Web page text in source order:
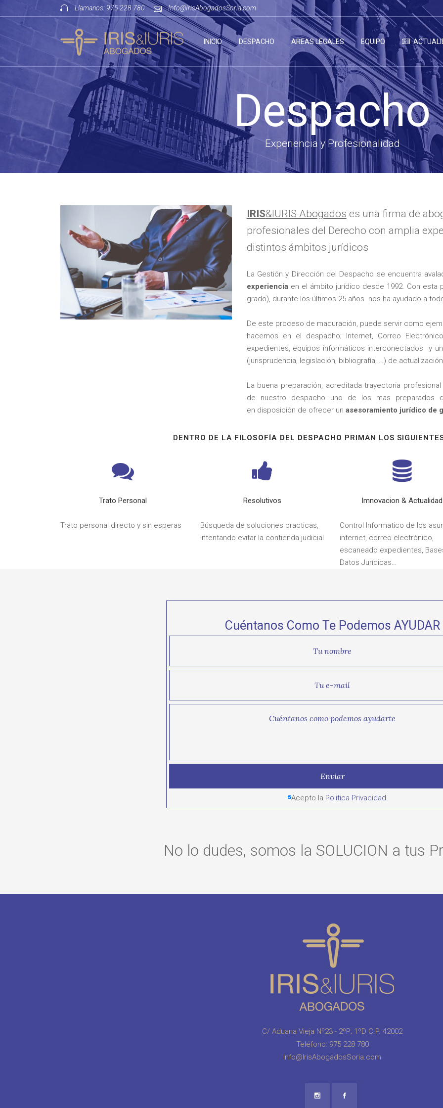
Llamanos: 975 228 780 Info@IrisAbogadosSoria.com
INICIO DESPACHO AREAS LEGALES EQUIPO
Despacho
Experiencia y Profesionalidad
IRIS&IURIS Abogados es una firma de
profesionales del Derecho con amplia
distintos ámbitos jurídicos
La Gestión y Dirección del Despacho se encuentra
experienciaen el ámbito jurídico desde 1992. Con esta
grado), durante los últimos 25 años nos ha ayudado a
De este proceso de maduración, puede servir como
hacemos en el despacho; Internet, Correo
expedientes, equipos informáticos interconectados y
(jurisprudencia, legislación, bibliografía, …) de
La buena preparación, acreditada trayectoria
de nuestro despacho uno de los mas
en disposición de ofrecer un asesoramiento jurídico de
DENTRO DE LA FILOSOFÍA DEL DESPACHO PRIMAN LOS
Trato Personal
Trato personal directo y sin esperas
Resolutivos
Búsqueda de soluciones practicas,
intentando evitar la contienda judicial
Imnovacion & Actualidad
Control Informatico de los
internet, correo electrónico,
escaneado expedientes,
Datos Jurídicas…
Cuéntanos Como Te Podemos AYUDAR
Acepto la Politica Privacidad
No lo dudes, somos la SOLUCION a tus
C/ Aduana Vieja Nº23 - 2ºP; 1ºD C.P. 42002
Teléfono: 975 228 780
Info@IrisAbogadosSoria.com